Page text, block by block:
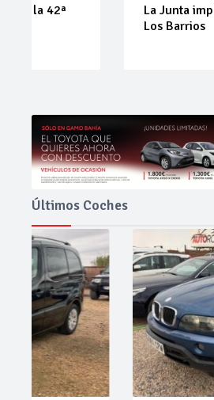
La Junta implementa
Últimos Coches